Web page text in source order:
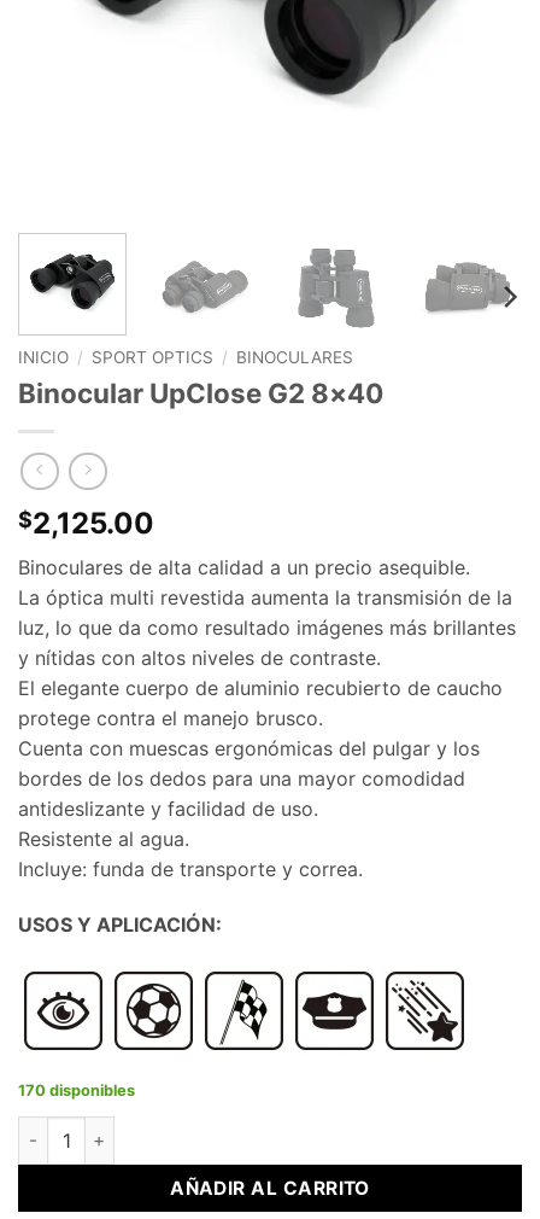
INICIO / SPORT OPTICS / BINOCULARES
Binocular UpClose G2 8×40
$2,125.00
Binoculares de alta calidad a un precio asequible.
La óptica multi revestida aumenta la transmisión de la
luz, lo que da como resultado imágenes más brillantes
y nítidas con altos niveles de contraste.
El elegante cuerpo de aluminio recubierto de caucho
protege contra el manejo brusco.
Cuenta con muescas ergonómicas del pulgar y los
bordes de los dedos para una mayor comodidad
antideslizante y facilidad de uso.
Resistente al agua.
Incluye: funda de transporte y correa.
USOS Y APLICACIÓN:
170 disponibles
Binocular UpClose G2 8x40 cantidad
AÑADIR AL CARRITO